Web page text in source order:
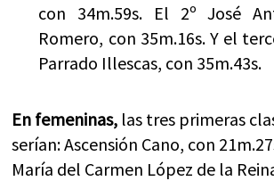
con 34m.59s. El 2º José
Romero, con 35m.16s. Y el
Parrado Illescas, con 35m.43s.
En femeninas, las tres primeras
serían: Ascensión Cano, con
María del Carmen López de la